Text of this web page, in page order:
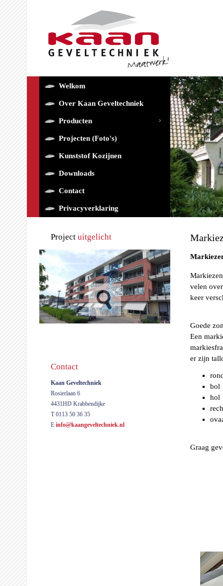
Welkom
Over Kaan Geveltechniek
Producten
Projecten (foto's)
Kunststof Kozijnen
Downloads
Contact
Privacyverklaring
Project uitgelicht
Contact
Kaan Geveltechniek
Rosierlaan 6
4431HD Krabbendijke
T 0113 50 36 35
E info@kaangeveltechniek.nl
velen
keer
Goede
Een
er zijn
bol
hol
Graag